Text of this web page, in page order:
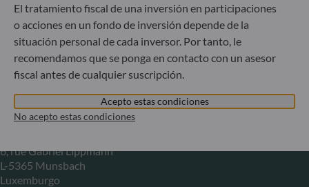
+49 (0) 69 920 50 0
Sociedad Gestora de Carteras autorizada por la
Bundesanstalt für Finanzdienstleistungsaufsicht (“BaFin”)
Registro Comercial: HRB 11971 juzgado de primera
instancia de Düsseldorf
ODDO BHF Asset Management LUX
6, rue Gabriel Lippmann
L-5365 Munsbach
Luxemburgo
El tratamiento fiscal de una inversión en participaciones
o acciones en un fondo de inversión depende de la
situación personal de cada inversor. Por tanto, le
recomendamos que se ponga en contacto con un asesor
fiscal antes de cualquier suscripción.
Acepto estas condiciones
No acepto estas condiciones